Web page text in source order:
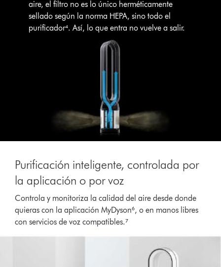
aire, el filtro no es lo único herméticamente
sellado según la norma HEPA, sino todo el
purificador⁴. Así, lo que entra no vuelve a salir.
Purificación inteligente, controlada por
la aplicación o por voz
Controla y monitoriza la calidad del aire desde donde
quieras con la aplicación MyDyson⁶, o en manos libres
con servicios de voz compatibles.⁷